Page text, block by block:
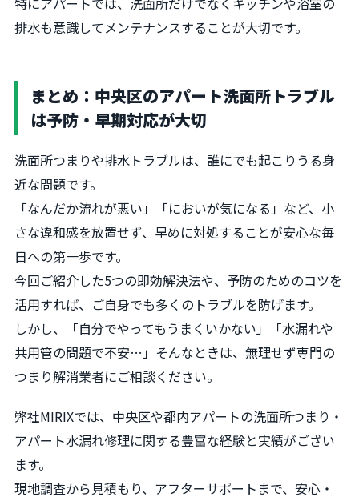
排水も意識してメンテナンスすることが大切です。
まとめ：中央区のアパート洗面所トラブル
は予防・早期対応が大切
洗面所つまりや排水トラブルは、誰にでも起こりうる身
近な問題です。
「なんだか流れが悪い」「においが気になる」など、小
さな違和感を放置せず、早めに対処することが安心な毎
日への第一歩です。
今回ご紹介した5つの即効解決法や、予防のためのコツを
活用すれば、ご自身でも多くのトラブルを防げます。
しかし、「自分でやってもうまくいかない」「水漏れや
共用管の問題で不安…」そんなときは、無理せず専門の
つまり解消業者にご相談ください。
弊社MIRIXでは、中央区や都内アパートの洗面所つまり・
アパート水漏れ修理に関する豊富な経験と実績がござい
ます。
現地調査から見積もり、アフターサポートまで、安心・